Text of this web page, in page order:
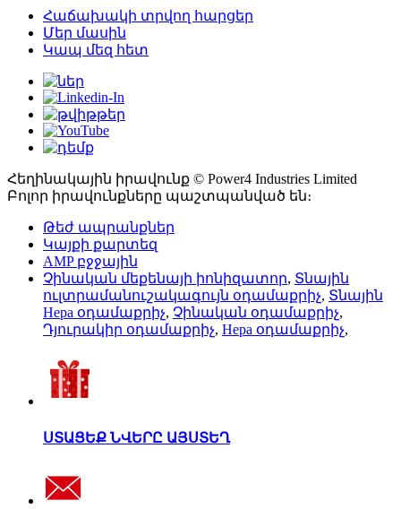
Հաճախակի տրվող հարցեր
Մեր մասին
Կապ մեզ հետ
Հեղինակային իրավունք © Power4 Industries Limited
Բոլոր իրավունքները պաշտպանված են։
Թեժ ապրանքներ
Կայքի քարտեզ
AMP բջջային
Չինական մեքենայի իոնիզատոր, Տնային
ուլտրամանուշակագույն օդամաքրիչ, Տնային
Hepa օդամաքրիչ, Չինական օդամաքրիչ,
Դյուրակիր օդամաքրիչ, Hepa օդամաքրիչ,
ՍՏԱՑԵՔ ՆՎԵՐԸ ԱՅՍՏԵՂ